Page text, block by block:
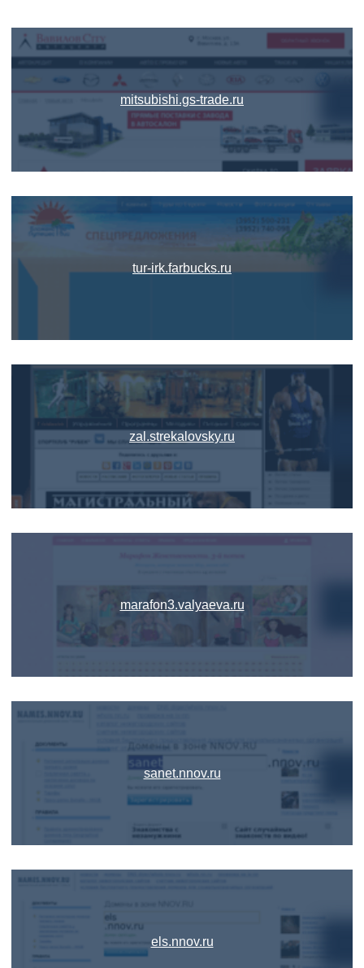
mitsubishi.gs-trade.ru
tur-irk.farbucks.ru
zal.strekalovsky.ru
marafon3.valyaeva.ru
sanet.nnov.ru
els.nnov.ru